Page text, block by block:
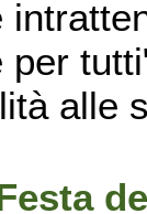
alle